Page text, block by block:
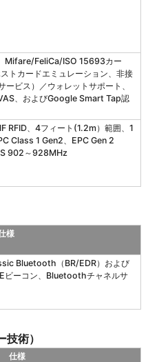
Mifare/FeliCa/ISO 15693カー
トカードエミュレーション、非接
ビス）／ウォレットサポート、
、およびGoogle Smart Tap認
RFID、4フィート(1.2m）範囲、1
Class 1 Gen2、EPC Gen 2
902～928MHz
様
Bluetooth（BR/EDR）および
ーコン、Bluetoothチャネルサ
術）
仕様